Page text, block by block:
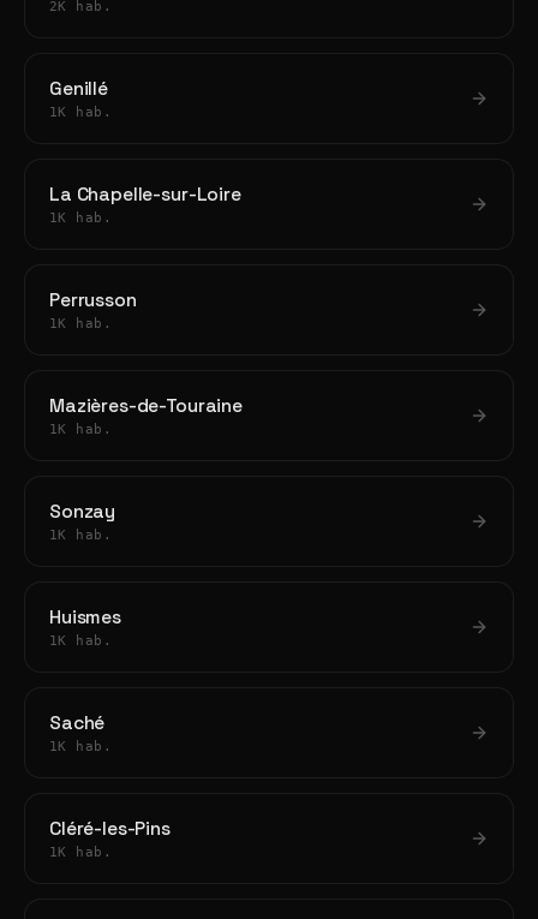
2K hab.
Genillé
1K hab.
La Chapelle-sur-Loire
1K hab.
Perrusson
1K hab.
Mazières-de-Touraine
1K hab.
Sonzay
1K hab.
Huismes
1K hab.
Saché
1K hab.
Cléré-les-Pins
1K hab.